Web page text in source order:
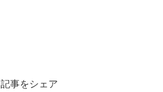
記事をシェア